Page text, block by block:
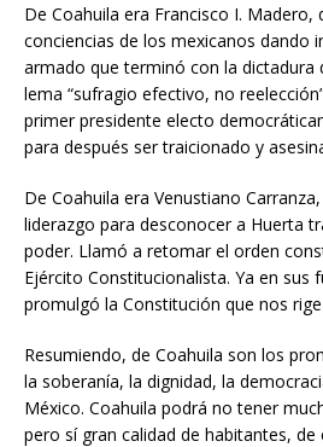
De Coahuila era Francisco I. Madero,
conciencias de los mexicanos dando
armado que terminó con la dictadura
lema “sufragio efectivo, no
primer presidente electo
para después ser traicionado y
De Coahuila era Venustiano
liderazgo para desconocer a Huerta
poder. Llamó a retomar el orden
Ejército Constitucionalista. Ya en sus
promulgó la Constitución que nos
Resumiendo, de Coahuila son los
la soberanía, la dignidad, la
México. Coahuila podrá no tener
pero sí gran calidad de habitantes, de